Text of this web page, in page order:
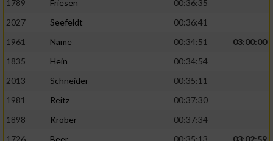
1789 Friesen
00:36:35
2027
Seefeldt
00:36:41
1961
Name 00:34:51
03:00:00
1835
Hein
00:34:54
2013
Schneider
00:35:11
1981
Reitz
00:37:30
1898
Kröber
00:37:34